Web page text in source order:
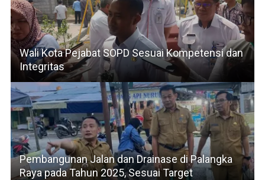
Wali Kota Pejabat SOPD Sesuai Kompetensi dan
Integritas
Pembangunan Jalan dan Drainase di Palangka
Raya pada Tahun 2025, Sesuai Target